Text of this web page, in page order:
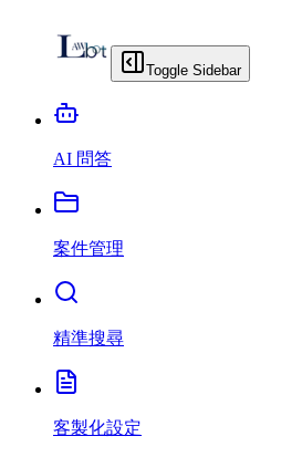
Toggle Sidebar
AI 問答
案件管理
精準搜尋
客製化設定